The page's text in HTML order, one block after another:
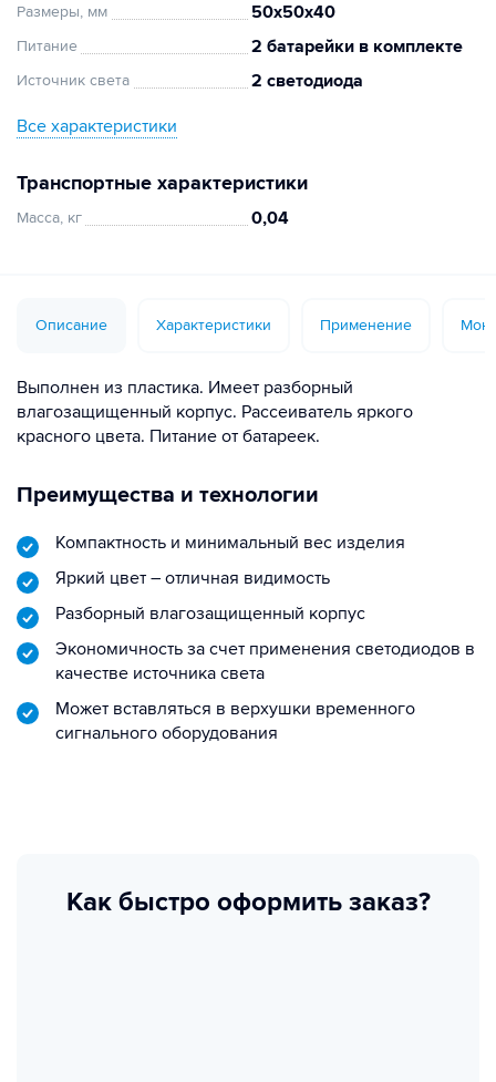
Размеры, мм 50х50х40
Питание 2 батарейки в комплекте
Источник света 2 светодиода
Все характеристики
Транспортные характеристики
Масса, кг 0,04
Описание Характеристики Применение
Выполнен из пластика. Имеет разборный
влагозащищенный корпус. Рассеиватель яркого
красного цвета. Питание от батареек.
Преимущества и технологии
Компактность и минимальный вес изделия
Яркий цвет – отличная видимость
Разборный влагозащищенный корпус
Экономичность за счет применения светодиодов в
качестве источника света
Может вставляться в верхушки временного
сигнального оборудования
Как быстро оформить заказ?